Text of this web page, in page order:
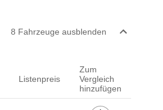
8 Fahrzeuge ausblenden
Listenpreis
Zum
Vergleich
hinzufügen